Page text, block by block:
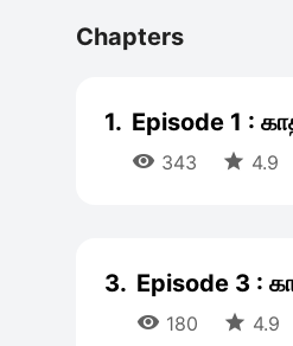
Chapters
1. Episode 1 :
 343  4.9
3. Episode 3 :
 180  4.9